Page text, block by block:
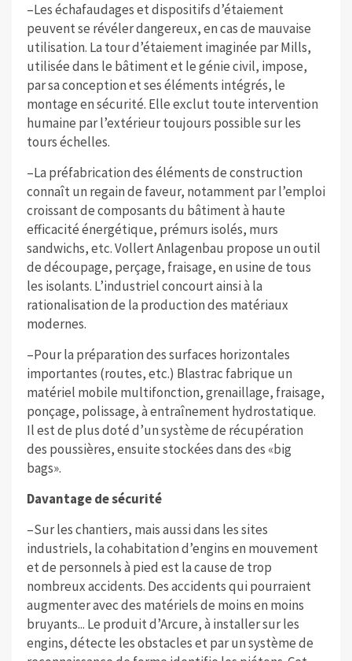
–Les échafaudages et dispositifs d’étaiement
peuvent se révéler dangereux, en cas de mauvaise
utilisation. La tour d’étaiement imaginée par Mills,
utilisée dans le bâtiment et le génie civil, impose,
par sa conception et ses éléments intégrés, le
montage en sécurité. Elle exclut toute intervention
humaine par l’extérieur toujours possible sur les
tours échelles.
–La préfabrication des éléments de construction
connaît un regain de faveur, notamment par l’emploi
croissant de composants du bâtiment à haute
efficacité énergétique, prémurs isolés, murs
sandwichs, etc. Vollert Anlagenbau propose un outil
de découpage, perçage, fraisage, en usine de tous
les isolants. L’industriel concourt ainsi à la
rationalisation de la production des matériaux
modernes.
–Pour la préparation des surfaces horizontales
importantes (routes, etc.) Blastrac fabrique un
matériel mobile multifonction, grenaillage, fraisage,
ponçage, polissage, à entraînement hydrostatique.
Il est de plus doté d’un système de récupération
des poussières, ensuite stockées dans des «big
bags».
Davantage de sécurité
–Sur les chantiers, mais aussi dans les sites
industriels, la cohabitation d’engins en mouvement
et de personnels à pied est la cause de trop
nombreux accidents. Des accidents qui pourraient
augmenter avec des matériels de moins en moins
bruyants... Le produit d’Arcure, à installer sur les
engins, détecte les obstacles et par un système de